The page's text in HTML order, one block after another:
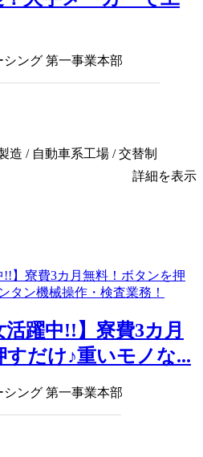
ング 第一事業本部
造 / 自動車系工場 / 交替制
詳細を表示
活躍中!!】寮費3カ月
だけ♪重いモノな...
ング 第一事業本部